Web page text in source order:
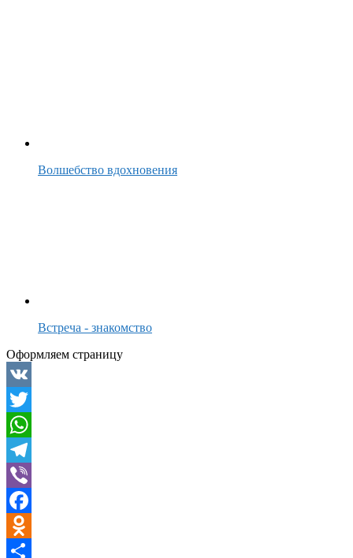
Волшебство вдохновения
Встреча - знакомство
Оформляем страницу
VK
Twitter
WhatsApp
Telegram
Viber
Facebook
Odnoklassniki